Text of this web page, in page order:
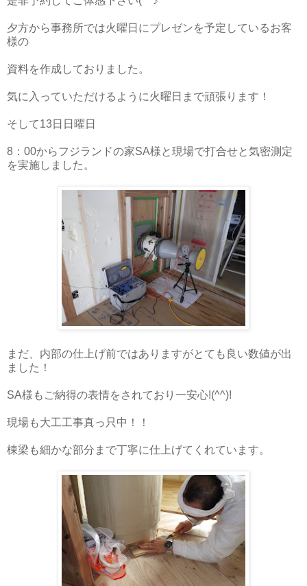
夕方から事務所では火曜日にプレゼンを予定しているお客
様の
資料を作成しておりました。
気に入っていただけるように火曜日まで頑張ります！
そして13日日曜日
8：00からフジランドの家SA様と現場で打合せと気密測定
を実施しました。
まだ、内部の仕上げ前ではありますがとても良い数値が出
ました！
SA様もご納得の表情をされており一安心!(^^)!
現場も大工工事真っ只中！！
棟梁も細かな部分まで丁寧に仕上げてくれています。